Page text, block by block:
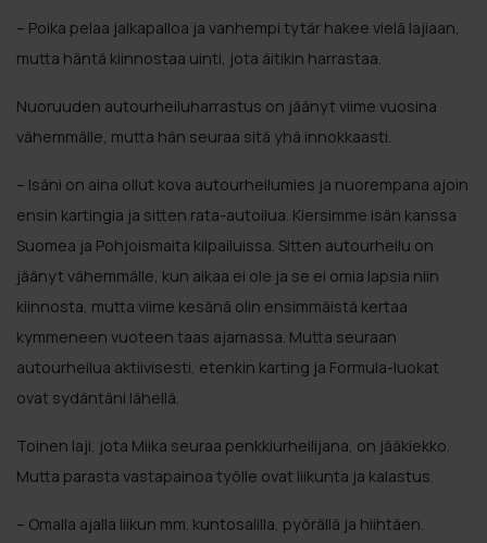
– Poika pelaa jalkapalloa ja vanhempi tytär hakee vielä lajiaan,
mutta häntä kiinnostaa uinti, jota äitikin harrastaa.
Nuoruuden autourheiluharrastus on jäänyt viime vuosina
vähemmälle, mutta hän seuraa sitä yhä innokkaasti.
– Isäni on aina ollut kova autourheilumies ja nuorempana ajoin
ensin kartingia ja sitten rata-autoilua. Kiersimme isän kanssa
Suomea ja Pohjoismaita kilpailuissa. Sitten autourheilu on
jäänyt vähemmälle, kun aikaa ei ole ja se ei omia lapsia niin
kiinnosta, mutta viime kesänä olin ensimmäistä kertaa
kymmeneen vuoteen taas ajamassa. Mutta seuraan
autourheilua aktiivisesti, etenkin karting ja Formula-luokat
ovat sydäntäni lähellä.
Toinen laji, jota Miika seuraa penkkiurheilijana, on jääkiekko.
Mutta parasta vastapainoa työlle ovat liikunta ja kalastus.
– Omalla ajalla liikun mm. kuntosalilla, pyörällä ja hiihtäen.